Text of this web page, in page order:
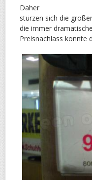
Daher
stürzen sich die
die immer
Preisnachlass konnte